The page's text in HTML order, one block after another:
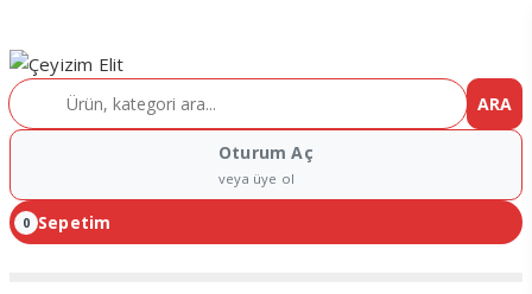
ARA
Oturum Aç
veya üye ol
0 Sepetim